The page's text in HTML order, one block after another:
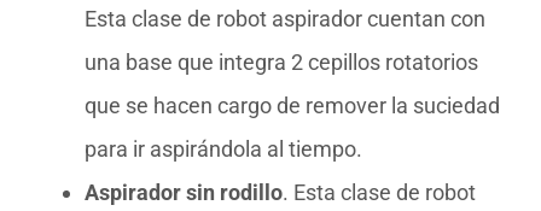
Esta clase de robot aspirador cuentan con
una base que integra 2 cepillos rotatorios
que se hacen cargo de remover la suciedad
para ir aspirándola al tiempo.
Aspirador sin rodillo. Esta clase de robot